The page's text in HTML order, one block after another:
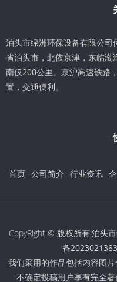
泊头市绿洲环保设备有限公
省泊头市，北依京津，东临渤
南仅200公里。京沪高速铁路
置，交通便利。
首页 公司简介 行业资讯
CopyRight © 版权所有:泊头
备
我们采用的作品包括内容图
不确定投稿用户享有完全